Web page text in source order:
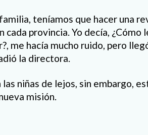
teníamos que hacer una
provincia. Yo decía, ¿Cómo
me hacía mucho ruido, pero
la directora.
niñas de lejos, sin embargo,
misión.